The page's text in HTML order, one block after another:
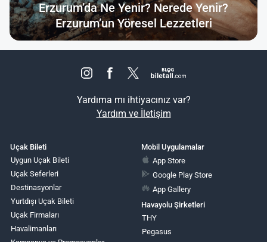
Erzurum’da Ne Yenir? Nerede Yenir?
Erzurum’un Yöresel Lezzetleri
Yardıma mı ihtiyacınız var?
Yardım ve İletişim
Uçak Bileti
Uygun Uçak Bileti
Uçak Seferleri
Destinasyonlar
Yurtdışı Uçak Bileti
Uçak Firmaları
Havalimanları
Mobil Uygulamalar
App Store
Google Play Store
App Gallery
Havayolu Şirketleri
THY
Pegasus